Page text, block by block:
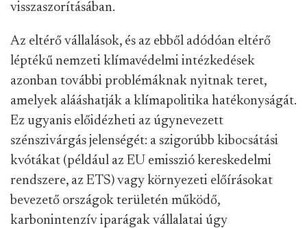
visszaszorításában.
Az eltérő vállalások, és az ebből adódóan eltérő
léptékű nemzeti klímavédelmi intézkedések
azonban további problémáknak nyitnak teret,
amelyek alááshatják a klímapolitika hatékonyságát.
Ez ugyanis előidézheti az úgynevezett
szénszivárgás jelenségét: a szigorúbb kibocsátási
kvótákat (például az EU emisszió kereskedelmi
rendszere, az ETS) vagy környezeti előírásokat
bevezető országok területén működő,
karbonintenzív iparágak vállalatai úgy